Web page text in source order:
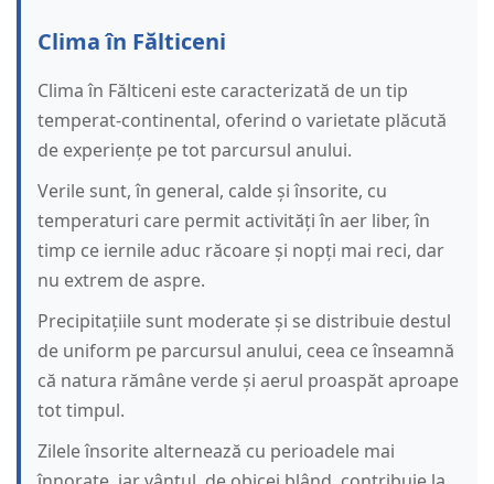
Clima în Fălticeni
Clima în Fălticeni este caracterizată de un tip
temperat-continental, oferind o varietate plăcută
de experiențe pe tot parcursul anului.
Verile sunt, în general, calde și însorite, cu
temperaturi care permit activități în aer liber, în
timp ce iernile aduc răcoare și nopți mai reci, dar
nu extrem de aspre.
Precipitațiile sunt moderate și se distribuie destul
de uniform pe parcursul anului, ceea ce înseamnă
că natura rămâne verde și aerul proaspăt aproape
tot timpul.
Zilele însorite alternează cu perioadele mai